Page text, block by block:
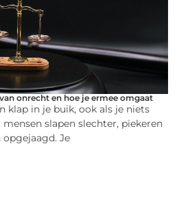
onrecht en hoe je ermee omgaat
klap in je buik, ook als je niets
mensen slapen slechter, piekeren
Je